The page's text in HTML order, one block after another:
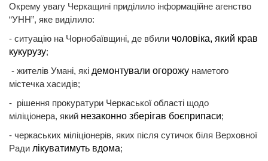
Окрему увагу Черкащині приділило інформаційне агенство
“УНН”, яке виділило:
- ситуацію на Чорнобаївщині, де вбили чоловіка, який крав
кукурузу;
- жителів Умані, які демонтували огорожу наметого
містечка хасидів;
- рішення прокуратури Черкаської області щодо
міліціонера, який незаконно зберігав боєприпаси;
- черкаських міліціонерів, яких після сутичок біля Верховної
Ради лікуватимуть вдома;